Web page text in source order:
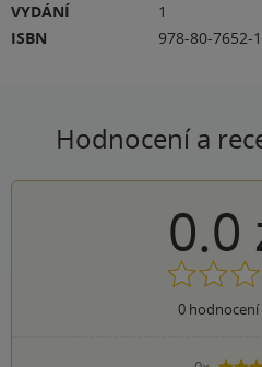
VYDÁNÍ
1
ISBN
978-80-7652-
Hodnocení a
0.0
0hodnocení